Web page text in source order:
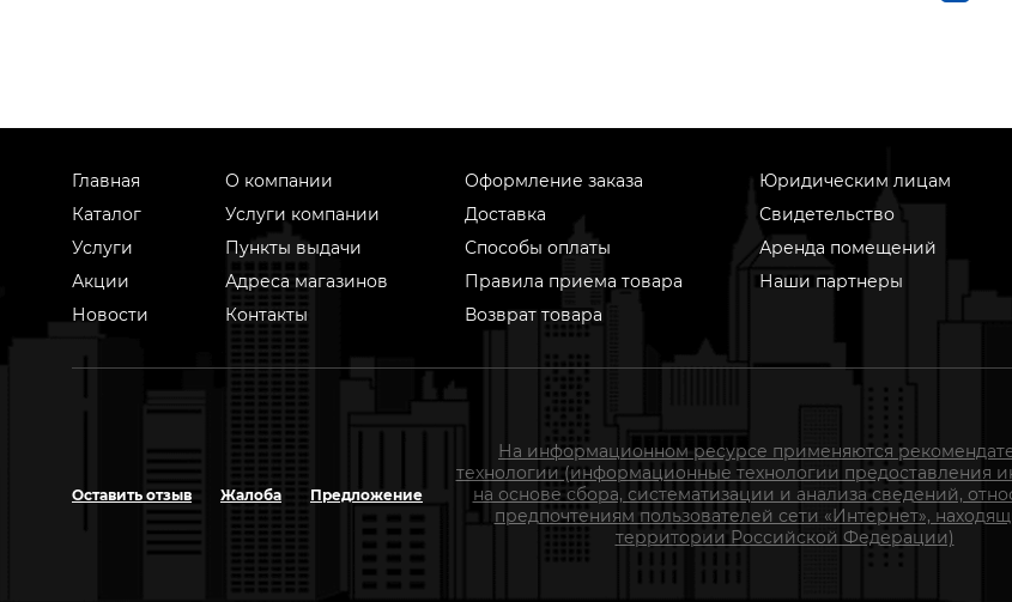
Главная
Каталог
Услуги
Акции
Новости
О компании
Услуги компании
Пункты выдачи
Адреса магазинов
Контакты
Оформление заказа
Доставка
Способы оплаты
Правила приема товара
Возврат товара
Юридическим лицам
Свидетельство
Аренда помещений
Наши партнеры
Оставить отзыв Жалоба Предложение
На информационном ресурсе применяются
технологии (информационные технологии предоставления
на основе сбора, систематизации и анализа сведений,
предпочтениям пользователей сети «Интернет»,
территории Российской Федерации)